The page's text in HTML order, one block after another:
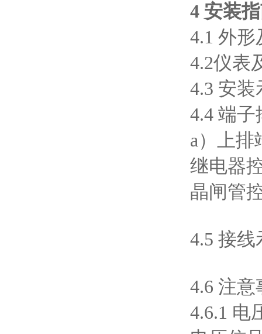
4 安装
4.1 外
4.2仪表
4.3 安装
4.4 端子
a）上排
继电器
晶闸管
4.5 接线
4.6 注意
4.6.1 电